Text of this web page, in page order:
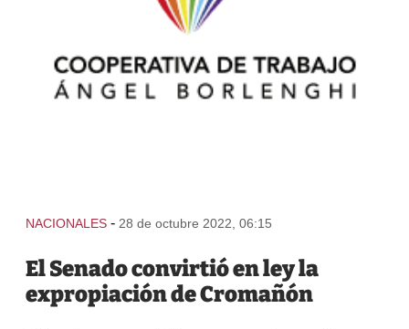
NACIONALES - 28 de octubre 2022, 06:15
El Senado convirtió en ley la
expropiación de Cromañón